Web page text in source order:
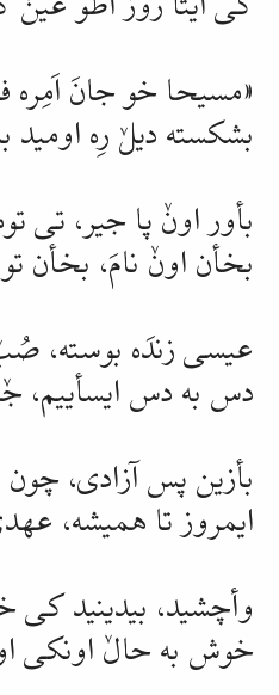
«مسیحاخو جانَ اَمِره
بشکسته دیلٚ رِه اومید
بأور اونٚ پا جیر، تی
بخأن اونٚ نامَ، بخأن
عیسی زندَه بوسته،
دس به دس ایسأییم،
بأزین پس آزادی،
ایمروز تا همیشه،
وأچشید، بیدینید کی
خوش به حالٚ اونکی